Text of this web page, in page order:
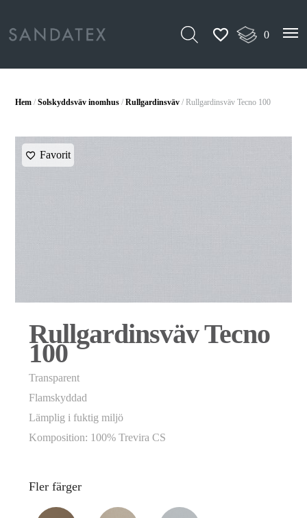
0
Hem /Solskyddsväv inomhus /Rullgardinsväv / Rullgardinsväv Tecno 100
Favorit
Rullgardinsväv Tecno
100
Transparent
Flamskyddad
Lämplig i fuktig miljö
Komposition: 100% Trevira CS
Fler färger